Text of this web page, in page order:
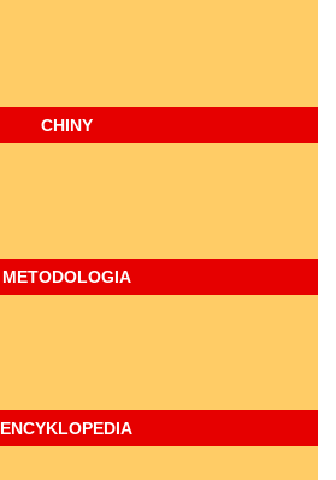
CHINY
METODOLOGIA
ENCYKLOPEDIA